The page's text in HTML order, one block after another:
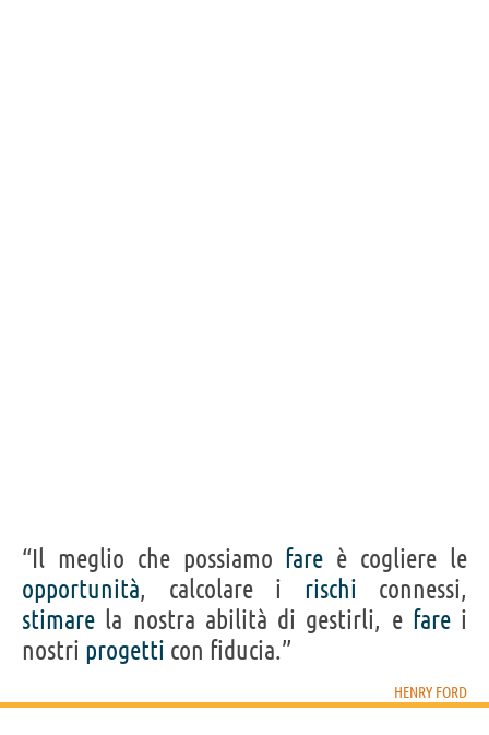
“Il meglio che possiamo fare è cogliere le
opportunità, calcolare i rischi connessi,
stimare la nostra abilità di gestirli, e farei
nostri progetti con fiducia.”
HENRY FORD